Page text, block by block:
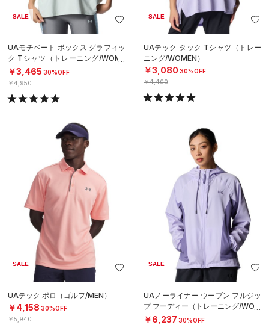
SALE
UAモチベート ボックス グラフィッ
ク Tシャツ（トレーニング/WOME
N）
￥3,465 30%OFF
￥4,950
SALE
UAテック タック Tシャツ（トレー
ニング/WOMEN）
￥3,080 30%OFF
￥4,400
SALE
UAテック ポロ（ゴルフ/MEN）
￥4,158 30%OFF
￥5,940
SALE
UAノーライナー ウーブン フルジッ
プ フーディー（トレーニング/WOM
EN）
￥6,237 30%OFF